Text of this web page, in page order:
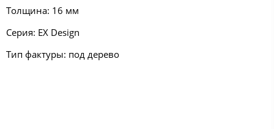
Толщина: 16 мм
Серия: EX Design
Тип фактуры: под дерево